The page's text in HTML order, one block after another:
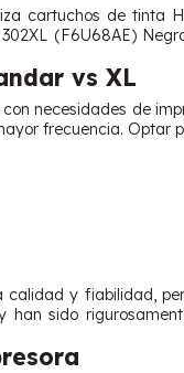
cartuchos de tinta
(F6U68AE)
vs XL
necesidades de
frecuencia.
y fiabilidad,
han sido